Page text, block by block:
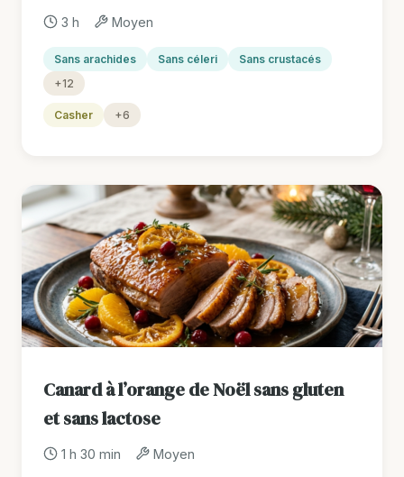
3 h Moyen
Sans arachides Sans céleri
Sans crustacés
+12
Casher +6
Canard à l’orange de Noël sans gluten
et sans lactose
1 h 30 min Moyen